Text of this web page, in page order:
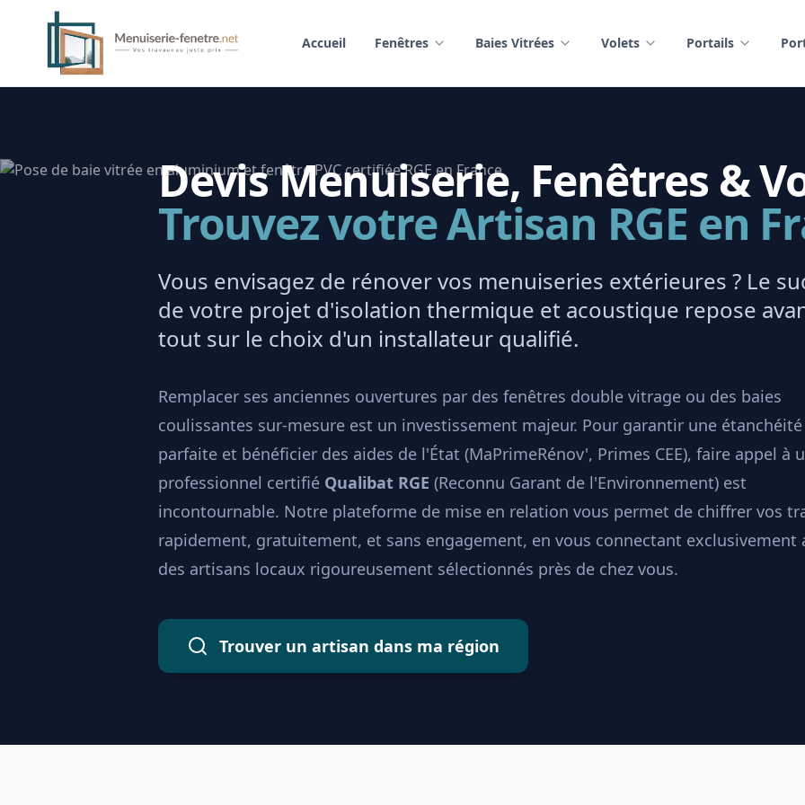
Accueil Fenêtres Baies Vitrées Volets Portails
Devis Menuiserie, Fenêtres &
Trouvez votre Artisan RGE en
Vous envisagez de rénover vos menuiseries extérieures ? Le
de votre projet d'isolation thermique et acoustique repose
tout sur le choix d'un installateur qualifié.
Remplacer ses anciennes ouvertures par des fenêtres double vitrage ou des baies
coulissantes sur-mesure est un investissement majeur. Pour garantir une étanchéité
parfaite et bénéficier des aides de l'État (MaPrimeRénov', Primes CEE), faire appel à
professionnel certifié Qualibat RGE (Reconnu Garant de l'Environnement) est
incontournable. Notre plateforme de mise en relation vous permet de chiffrer vos
rapidement, gratuitement, et sans engagement, en vous connectant exclusivement
des artisans locaux rigoureusement sélectionnés près de chez vous.
Trouver un artisan dans ma région